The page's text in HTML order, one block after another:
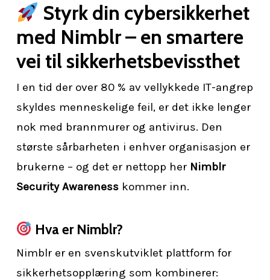
Styrk din cybersikkerhet
med Nimblr – en smartere
vei til sikkerhetsbevissthet
I en tid der over 80 % av vellykkede IT-angrep
skyldes menneskelige feil, er det ikke lenger
nok med brannmurer og antivirus. Den
største sårbarheten i enhver organisasjon er
brukerne – og det er nettopp her Nimblr
Security Awarenesskommer inn.
Hva er Nimblr?
Nimblr er en svenskutviklet plattform for
sikkerhetsopplæring som kombinerer: